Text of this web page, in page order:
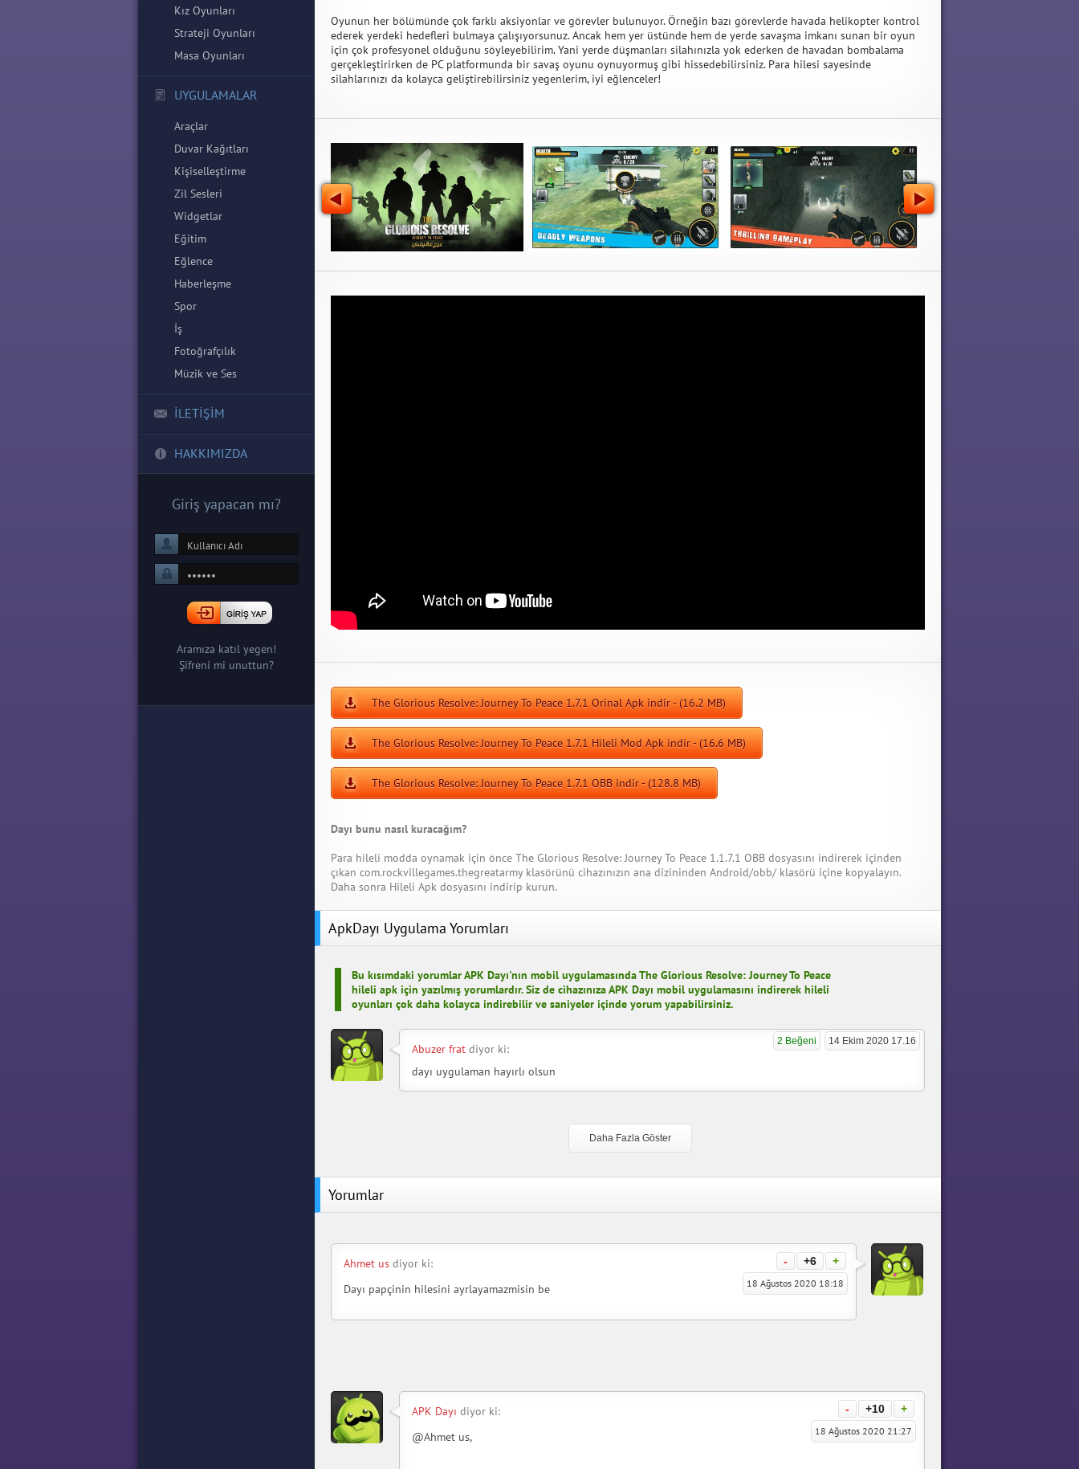
Kız Oyunları
Strateji Oyunları
Masa Oyunları
UYGULAMALAR
Araçlar
Duvar Kağıtları
Kişiselleştirme
Zil Sesleri
Widgetlar
Eğitim
Eğlence
Haberleşme
Spor
İş
Fotoğrafçılık
Müzik ve Ses
İLETİŞİM
HAKKIMIZDA
Giriş yapacan mı?
Aramıza katıl yegen!
Şifreni mi unuttun?
Oyunun her bölümünde çok farklı aksiyonlar ve görevler bulunuyor. Örneğin bazı görevlerde havada helikopter kontrol
ederek yerdeki hedefleri bulmaya çalışıyorsunuz. Ancak hem yer üstünde hem de yerde savaşma imkanı sunan bir oyun
için çok profesyonel olduğunu söyleyebilirim. Yani yerde düşmanları silahınızla yok ederken de havadan bombalama
gerçekleştirirken de PC platformunda bir savaş oyunu oynuyormuş gibi hissedebilirsiniz. Para hilesi sayesinde
silahlarınızı da kolayca geliştirebilirsiniz yegenlerim, iyi eğlenceler!
The Glorious Resolve: Journey To Peace 1.7.1 Orinal Apk indir - (16.2 MB)
The Glorious Resolve: Journey To Peace 1.7.1 Hileli Mod Apk indir - (16.6 MB)
The Glorious Resolve: Journey To Peace 1.7.1 OBB indir - (128.8 MB)
Dayı bunu nasıl kuracağım?
Para hileli modda oynamak için önce The Glorious Resolve: Journey To Peace 1.1.7.1 OBB dosyasını indirerek içinden
çıkan com.rockvillegames.thegreatarmy klasörünü cihazınızın ana dizininden Android/obb/ klasörü içine kopyalayın.
Daha sonra Hileli Apk dosyasını indirip kurun.
ApkDayı Uygulama Yorumları
Bu kısımdaki yorumlar APK Dayı'nın mobil uygulamasında The Glorious Resolve: Journey To Peace
hileli apk için yazılmış yorumlardır. Siz de cihazınıza APK Dayı mobil uygulamasını indirerek hileli
oyunları çok daha kolayca indirebilir ve saniyeler içinde yorum yapabilirsiniz.
14 Ekim 2020 17.16
2 Beğeni
Abuzer frat diyor ki:
dayı uygulaman hayırlı olsun
Daha Fazla Göster
Yorumlar
- +6 +
Ahmet us diyor ki:
18 Ağustos 2020 18:18
Dayı papçinin hilesini ayrlayamazmisin be
- +10 +
APK Dayı diyor ki:
18 Ağustos 2020 21:27
@Ahmet us,